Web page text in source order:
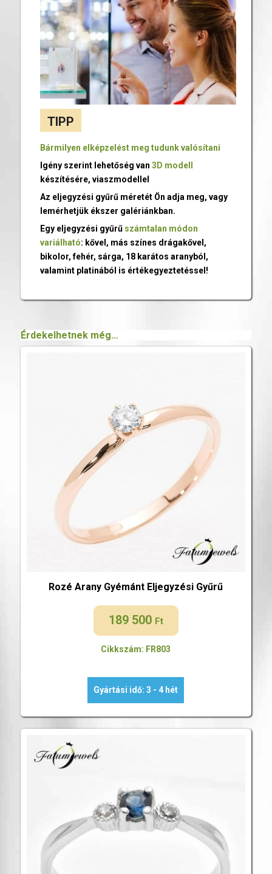
TIPP
Bármilyen elképzelést meg tudunk valósítani
Igény szerint lehetőség van 3D modell
készítésére, viaszmodellel
Az eljegyzési gyűrű méretét Ön adja meg, vagy
lemérhetjük ékszer galériánkban.
Egy eljegyzési gyűrű számtalan módon
variálható: kővel, más színes drágakővel,
bikolor, fehér, sárga, 18 karátos aranyból,
valamint platinából is értékegyeztetéssel!
Érdekelhetnek még…
Rozé Arany Gyémánt Eljegyzési Gyűrű
189 500 Ft
Cikkszám: FR803
Gyártási idő: 3 - 4 hét